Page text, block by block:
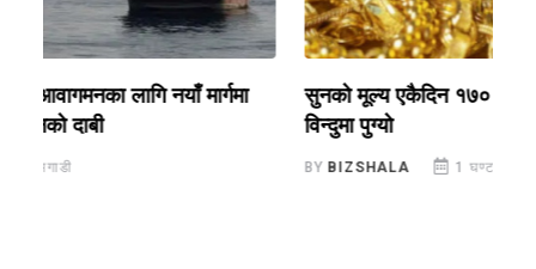
सुनको मूल्य एकैदिन १७० डलरले वृद्धि, सात साताको उच्च
विन्दुमा पुग्यो
BYBIZSHALA